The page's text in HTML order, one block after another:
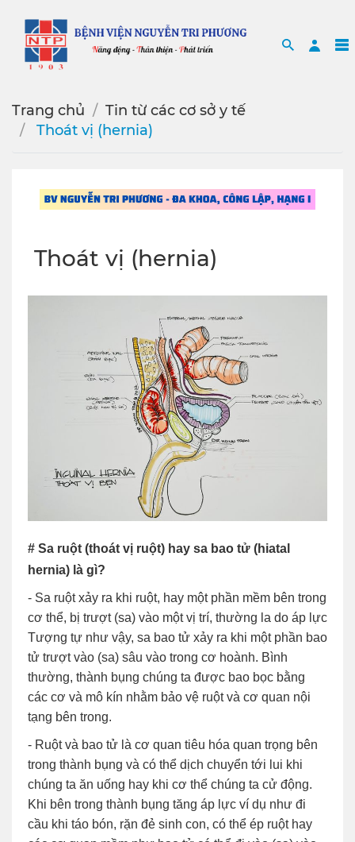
Search
Trang chủ
Tin từ các cơ sở y tế
️ Thoát vị (hernia)
️ Thoát vị (hernia)
# Sa ruột (thoát vị ruột) hay sa bao tử (hiatal
hernia) là gì?
- Sa ruột xảy ra khi ruột, hay một phần mềm bên trong
cơ thể, bị trượt (sa) vào một vị trí, thường la do áp lực
Tượng tự như vậy, sa bao tử xảy ra khi một phần bao
tử trượt vào (sa) sâu vào trong cơ hoành. Bình
thường, thành bụng chúng ta được bao bọc bằng
các cơ và mô kín nhằm bảo vệ ruột và cơ quan nội
tạng bên trong.
- Ruột và bao tử là cơ quan tiêu hóa quan trọng bên
trong thành bụng và có thể dịch chuyển tới lui khi
chúng ta ăn uống hay khi cơ thể chúng ta cử động.
Khi bên trong thành bụng tăng áp lực ví dụ như đi
cầu khi táo bón, rặn đẻ sinh con, có thể ép ruột hay